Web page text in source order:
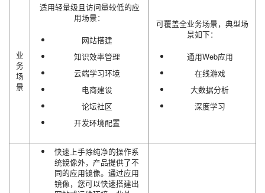
业
务
场
景
适用轻量级且访问量较低的应
用场景：
网站搭建
知识效率管理
云端学习环境
电商建设
论坛社区
开发环境配置
可覆盖全业务场景，典型场
景如下：
通用Web应用
在线游戏
大数据分析
深度学习
快速上手除纯净的操作系
统镜像外，产品提供了不
同的应用镜像。通过应用
镜像，您可以快速搭建出